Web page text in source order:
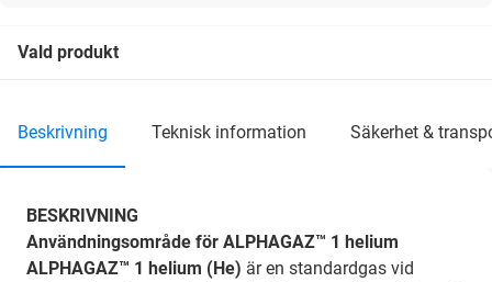
Vald produkt
beskrivning teknisk information säkerhet &
BESKRIVNING
Användningsområde för ALPHAGAZ™ 1 helium
ALPHAGAZ™ 1 helium (He) är en standardgas vid